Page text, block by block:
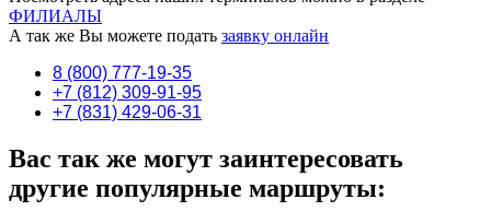
ФИЛИАЛЫ
А так же Вы можете подать заявку онлайн
8 (800) 777-19-35
+7 (812) 309-91-95
+7 (831) 429-06-31
Вас так же могут заинтересовать
другие популярные маршруты: